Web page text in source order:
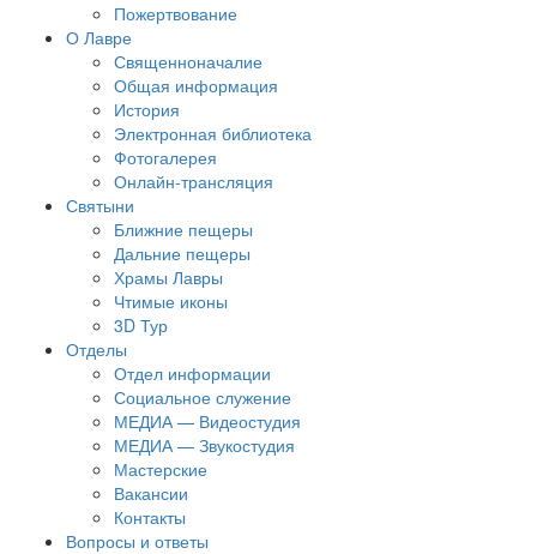
Пожертвование
О Лавре
Священноначалие
Общая информация
История
Электронная библиотека
Фотогалерея
Онлайн-трансляция
Святыни
Ближние пещеры
Дальние пещеры
Храмы Лавры
Чтимые иконы
3D Тур
Отделы
Отдел информации
Социальное служение
МЕДИА — Видеостудия
МЕДИА — Звукостудия
Мастерские
Вакансии
Контакты
Вопросы и ответы